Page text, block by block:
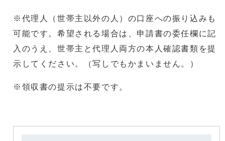
※代理人（世帯主以外の人）の口座への振り込みも
可能です。希望される場合は、申請書の委任欄に記
入のうえ、世帯主と代理人両方の本人確認書類を提
示してください。（写しでもかまいません。）
※領収書の提示は不要です。